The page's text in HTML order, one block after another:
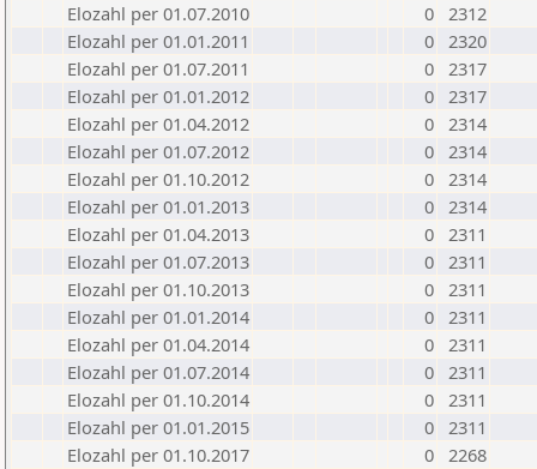
Elozahl per 01.07.2010
0 2312
Elozahl per 01.01.2011
0 2320
Elozahl per 01.07.2011
0 2317
Elozahl per 01.01.2012
0 2317
Elozahl per 01.04.2012
0 2314
Elozahl per 01.07.2012
0 2314
Elozahl per 01.10.2012
0 2314
Elozahl per 01.01.2013
0 2314
Elozahl per 01.04.2013
0 2311
Elozahl per 01.07.2013
0 2311
Elozahl per 01.10.2013
0 2311
Elozahl per 01.01.2014
0 2311
Elozahl per 01.04.2014
0 2311
Elozahl per 01.07.2014
0 2311
Elozahl per 01.10.2014
0 2311
Elozahl per 01.01.2015
0 2311
Elozahl per 01.10.2017
0 2268